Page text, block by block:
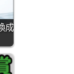
成